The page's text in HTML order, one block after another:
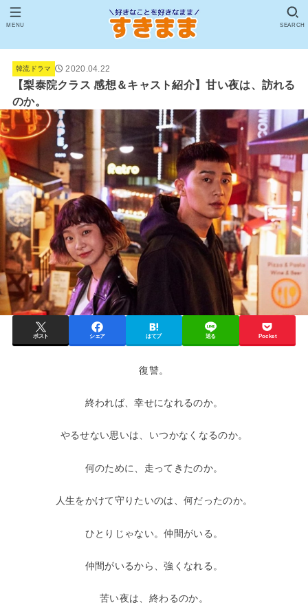
SEARCH
MENU
韓流ドラマ 2020.04.22
【梨泰院クラス 感想＆キャスト紹介】甘い夜は、訪れる
のか。
ポスト シェア はてブ 送る Pocket
復讐。
終われば、幸せになれるのか。
やるせない思いは、いつかなくなるのか。
何のために、走ってきたのか。
人生をかけて守りたいのは、何だったのか。
ひとりじゃない。仲間がいる。
仲間がいるから、強くなれる。
苦い夜は、終わるのか。